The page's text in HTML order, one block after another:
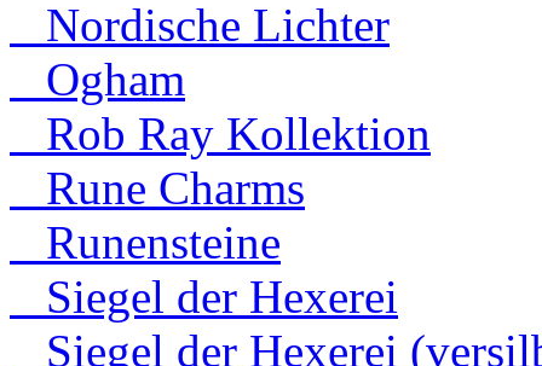
Nordische Lichter
Ogham
Rob Ray Kollektion
Rune Charms
Runensteine
Siegel der Hexerei
Siegel der Hexerei